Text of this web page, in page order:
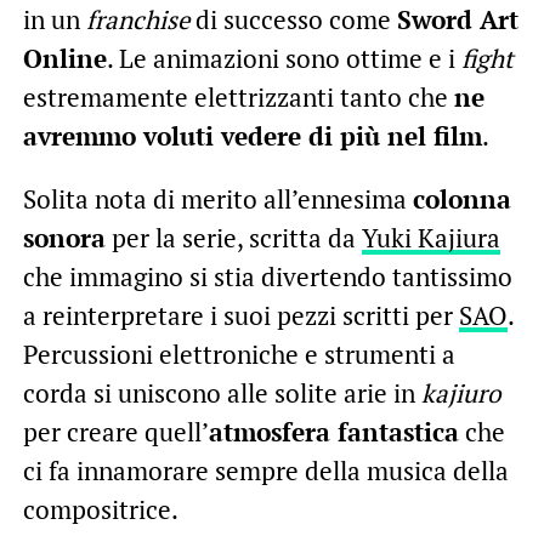
in un franchisedi successo come Sword Art
Online. Le animazioni sono ottime e i fight
estremamente elettrizzanti tanto che ne
avremmo voluti vedere di più nel film.
Solita nota di merito all’ennesima colonna
sonoraper la serie, scritta da Yuki Kajiura
che immagino si stia divertendo tantissimo
a reinterpretare i suoi pezzi scritti per SAO.
Percussioni elettroniche e strumenti a
corda si uniscono alle solite arie inkajiuro
per creare quell’atmosfera fantasticache
ci fa innamorare sempre della musica della
compositrice.